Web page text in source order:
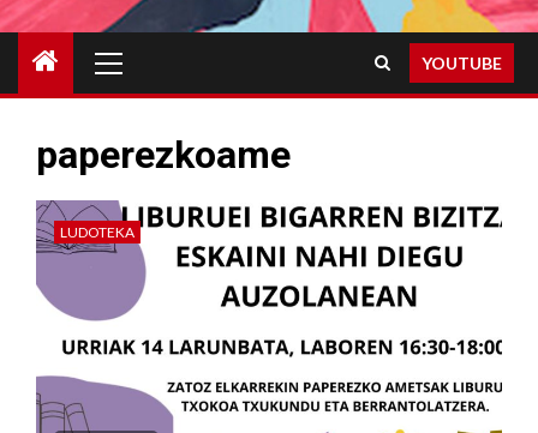
Menu
YOUTUBE
paperezkoame
LUDOTEKA